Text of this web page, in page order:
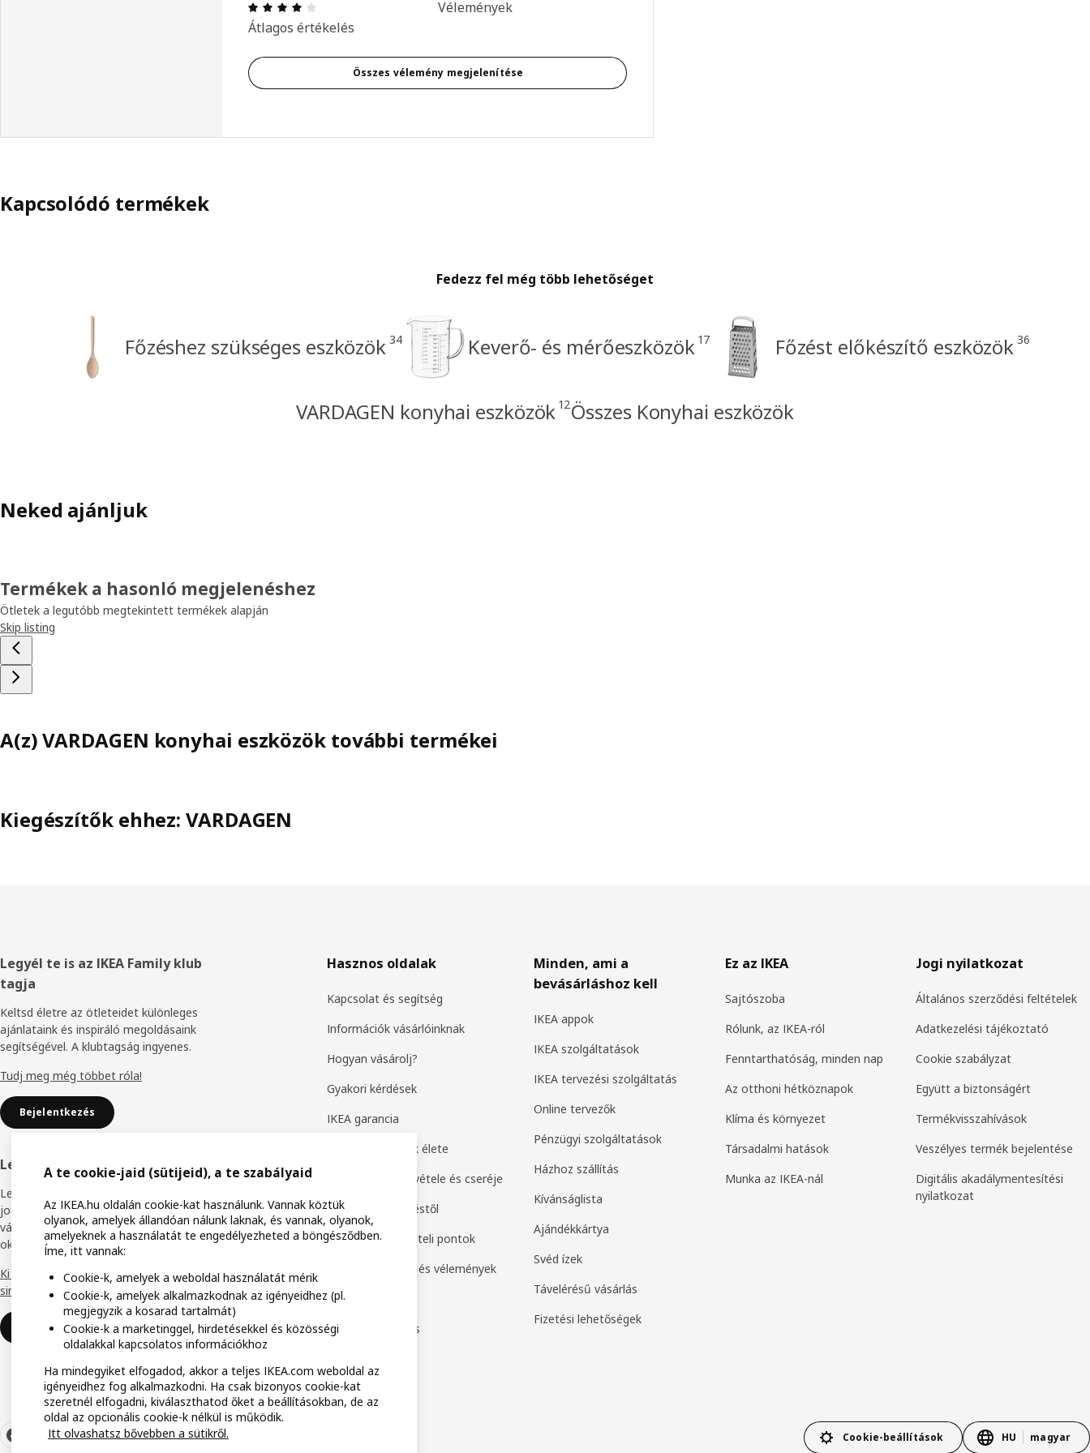
Értékelés: 4 / 5 csillagok. Összes vélemény: 1
Átlagos értékelés
Vélemények
Összes vélemény megjelenítése
Kapcsolódó termékek
Fedezz fel még több lehetőséget
Főzéshez szükséges eszközök 34 Keverő- és mérőeszközök 17 Főzést előkészítő eszközök 36
VARDAGEN konyhai eszközök 12Összes Konyhai eszközök
Neked ajánljuk
Termékek a hasonló megjelenéshez
Ötletek a legutóbb megtekintett termékek alapján
Skip listing
A(z) VARDAGEN konyhai eszközök további termékei
Kiegészítők ehhez: VARDAGEN
Élőláb
Legyél te is az IKEA Family klub
tagja
Keltsd életre az ötleteidet különleges
ajánlataink és inspiráló megoldásaink
segítségével. A klubtagság ingyenes.
Tudj meg még többet róla!
Bejelentkezés
Legyél IKEA Business Network tag
Legyél törzsvásárlói programunk tagja, hogy
jogosulttá válj különböző kedvezményekre,
vásárlói előnyökre és hozzáférj online
oktatási anyagainkhoz.
Ki mondta, hogy az üzlet világban semmi
sincs ingyen?
Miért legyél IKEA Business Network
tag?
Hasznos oldalak
Kapcsolat és segítség
Információk vásárlóinknak
Hogyan vásárolj?
Gyakori kérdések
IKEA garancia
Bútorok második élete
Termékek visszavétele és cseréje
Elállás a szerződéstől
Áruházak és átvételi pontok
Termékértékelés és vélemények
IKEA Family
IKEA for Business
Minden, ami a
bevásárláshoz kell
IKEA appok
IKEA szolgáltatások
IKEA tervezési szolgáltatás
Online tervezők
Pénzügyi szolgáltatások
Házhoz szállítás
Kívánságlista
Ajándékkártya
Svéd ízek
Távelérésű vásárlás
Fizetési lehetőségek
Ez az IKEA
Sajtószoba
Rólunk, az IKEA-ról
Fenntarthatóság, minden nap
Az otthoni hétköznapok
Klíma és környezet
Társadalmi hatások
Munka az IKEA-nál
Jogi nyilatkozat
Általános szerződési feltételek
Adatkezelési tájékoztató
Cookie szabályzat
Együtt a biztonságért
Termékvisszahívások
Veszélyes termék bejelentése
Digitális akadálymentesítési
nyilatkozat
Cookie-beállítások HU magyar
A te cookie-jaid (sütijeid), a te szabályaid
Az IKEA.hu oldalán cookie-kat használunk. Vannak köztük
olyanok, amelyek állandóan nálunk laknak, és vannak, olyanok,
amelyeknek a használatát te engedélyezheted a böngésződben.
Íme, itt vannak:
Cookie-k, amelyek a weboldal használatát mérik
Cookie-k, amelyek alkalmazkodnak az igényeidhez (pl.
megjegyzik a kosarad tartalmát)
Cookie-k a marketinggel, hirdetésekkel és közösségi
oldalakkal kapcsolatos információkhoz
Ha mindegyiket elfogadod, akkor a teljes IKEA.com weboldal az
igényeidhez fog alkalmazkodni. Ha csak bizonyos cookie-kat
szeretnél elfogadni, kiválaszthatod őket a beállításokban, de az
oldal az opcionális cookie-k nélkül is működik.
Itt olvashatsz bővebben a sütikről.